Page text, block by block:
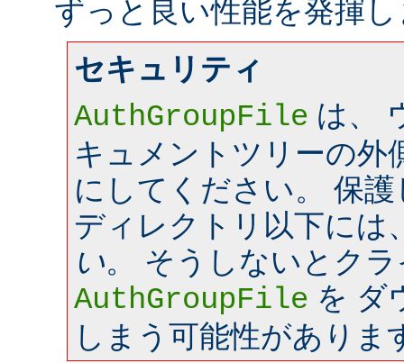
ずっと良い性能を発揮
セキュリティ
AuthGroupFile は、
キュメントツリーの外
にしてください。 保
ディレクトリ以下には
い。 そうしないとク
AuthGroupFile を ダ
しまう可能性がありま